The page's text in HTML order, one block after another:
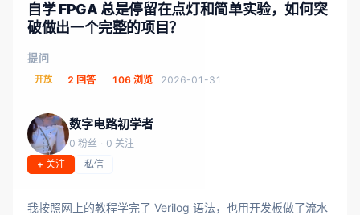
自学 FPGA 总是停留在点灯和简单实验，如何突
破做出一个完整的项目？
提问
开放 2 回答 106 浏览 2026-01-31
数字电路初学者
0 粉丝 · 0 关注
+ 关注
私信
我按照网上的教程学完了 Verilog 语法，也用开发板做了流水